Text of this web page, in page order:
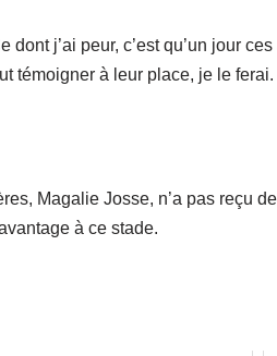
j’ai peur, c’est qu’un jour
témoigner à leur place, je le
Magalie Josse, n’a pas reçu
à ce stade.